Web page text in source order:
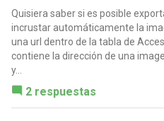
Quisiera saber si es posible
incrustar automáticamente la
una url dentro de la tabla de
contiene la dirección de una
y...
2 respuestas